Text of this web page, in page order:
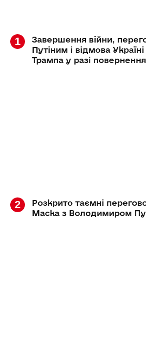
Завершення війни,
Путіним і відмова
Трампа у разі
Розкрито таємні
Маска з Володимиром